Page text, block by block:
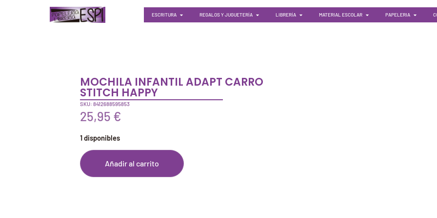
ESCRITURA REGALOS Y JUGUETERÍA LIBRERÍA MATERIAL ESCOLAR PAPELERIA
MOCHILA INFANTIL ADAPT CARRO
STITCH HAPPY
SKU: 8412688595853
25,95 €
1 disponibles
Añadir al carrito